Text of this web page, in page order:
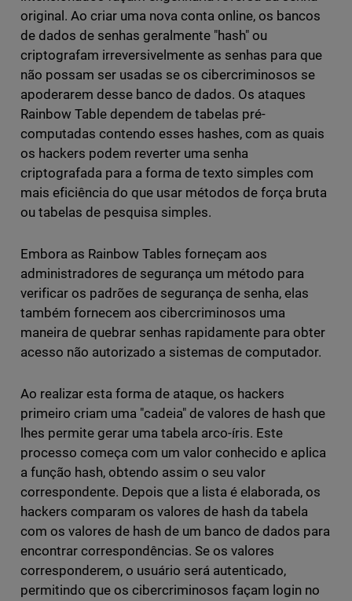
original. Ao criar uma nova conta online, os bancos
de dados de senhas geralmente "hash" ou
criptografam irreversivelmente as senhas para que
não possam ser usadas se os cibercriminosos se
apoderarem desse banco de dados. Os ataques
Rainbow Table dependem de tabelas pré-
computadas contendo esses hashes, com as quais
os hackers podem reverter uma senha
criptografada para a forma de texto simples com
mais eficiência do que usar métodos de força bruta
ou tabelas de pesquisa simples.
Embora as Rainbow Tables forneçam aos
administradores de segurança um método para
verificar os padrões de segurança de senha, elas
também fornecem aos cibercriminosos uma
maneira de quebrar senhas rapidamente para obter
acesso não autorizado a sistemas de computador.
Ao realizar esta forma de ataque, os hackers
primeiro criam uma "cadeia" de valores de hash que
lhes permite gerar uma tabela arco-íris. Este
processo começa com um valor conhecido e aplica
a função hash, obtendo assim o seu valor
correspondente. Depois que a lista é elaborada, os
hackers comparam os valores de hash da tabela
com os valores de hash de um banco de dados para
encontrar correspondências. Se os valores
corresponderem, o usuário será autenticado,
permitindo que os cibercriminosos façam login no